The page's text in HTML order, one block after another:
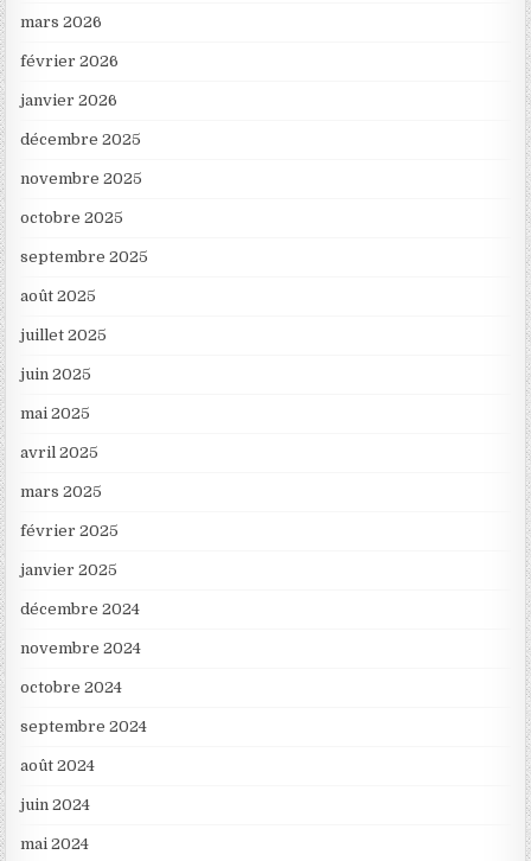
mars 2026
février 2026
janvier 2026
décembre 2025
novembre 2025
octobre 2025
septembre 2025
août 2025
juillet 2025
juin 2025
mai 2025
avril 2025
mars 2025
février 2025
janvier 2025
décembre 2024
novembre 2024
octobre 2024
septembre 2024
août 2024
juin 2024
mai 2024